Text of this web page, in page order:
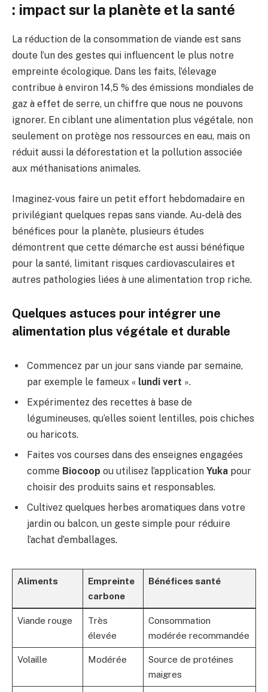
: impact sur la planète et la santé
La réduction de la consommation de viande est sans
doute l’un des gestes qui influencent le plus notre
empreinte écologique. Dans les faits, l’élevage
contribue à environ 14,5 % des émissions mondiales de
gaz à effet de serre, un chiffre que nous ne pouvons
ignorer. En ciblant une alimentation plus végétale, non
seulement on protège nos ressources en eau, mais on
réduit aussi la déforestation et la pollution associée
aux méthanisations animales.
Imaginez-vous faire un petit effort hebdomadaire en
privilégiant quelques repas sans viande. Au-delà des
bénéfices pour la planète, plusieurs études
démontrent que cette démarche est aussi bénéfique
pour la santé, limitant risques cardiovasculaires et
autres pathologies liées à une alimentation trop riche.
Quelques astuces pour intégrer une
alimentation plus végétale et durable
Commencez par un jour sans viande par semaine,
par exemple le fameux « lundi vert ».
Expérimentez des recettes à base de
légumineuses, qu’elles soient lentilles, pois chiches
ou haricots.
Faites vos courses dans des enseignes engagées
comme Biocoop ou utilisez l’application Yuka pour
choisir des produits sains et responsables.
Cultivez quelques herbes aromatiques dans votre
jardin ou balcon, un geste simple pour réduire
l’achat d’emballages.
Aliments
Empreinte
carbone
Bénéfices santé
Viande rouge
Très
élevée
Consommation
modérée recommandée
Volaille Modérée
Source de protéines
maigres